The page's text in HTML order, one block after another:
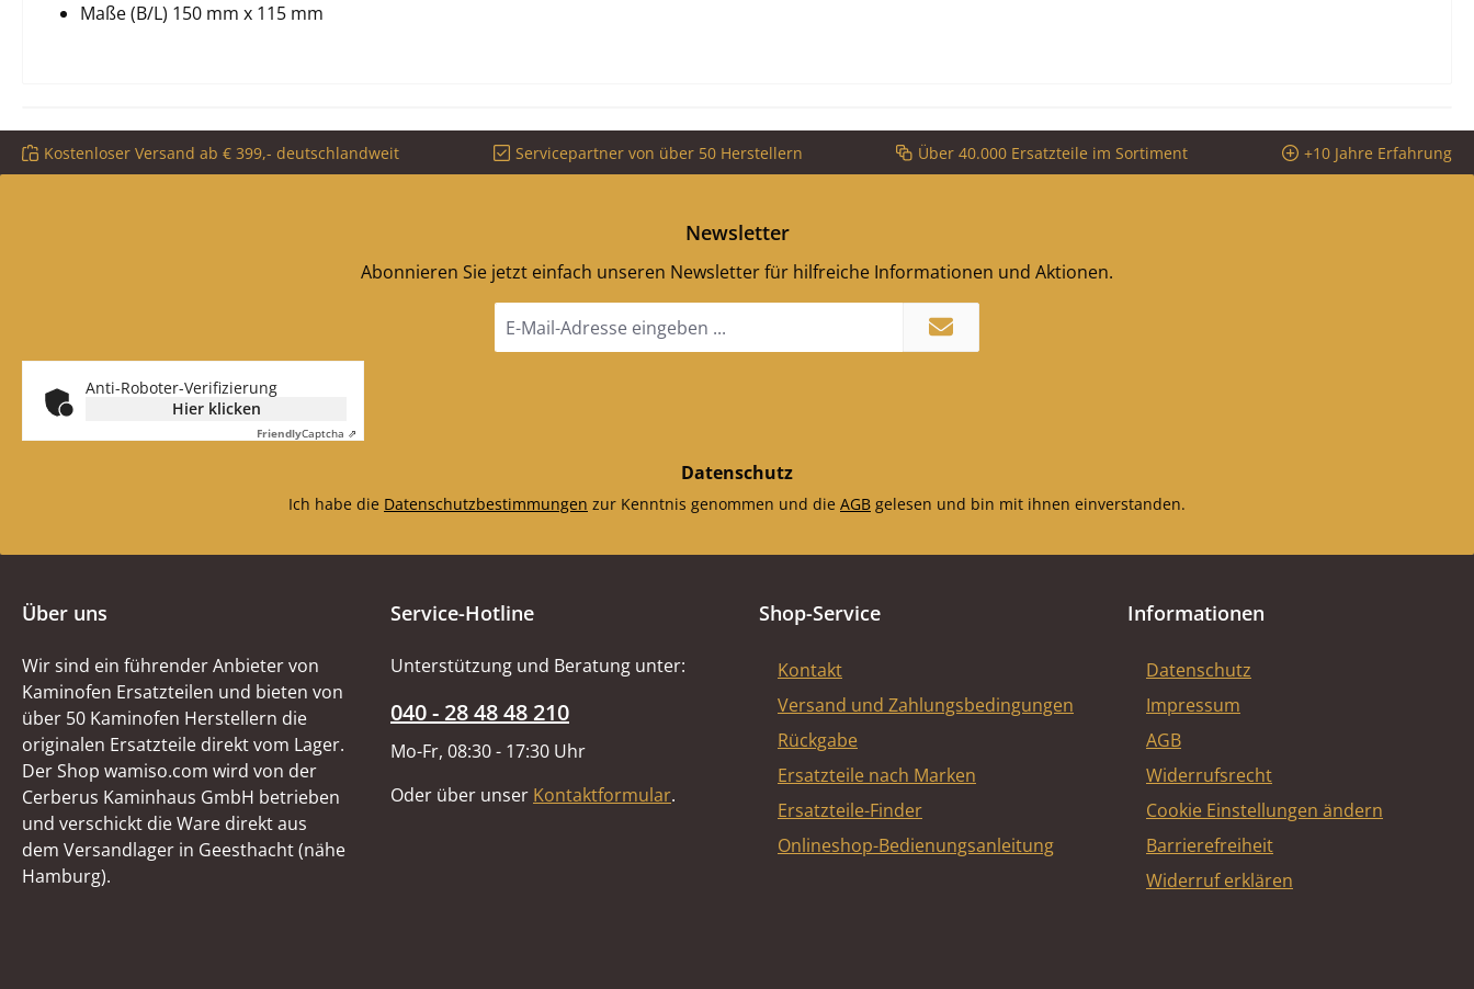
Maße (B/L) 150 mm x 115 mm
Kostenloser Versand ab € 399,- deutschlandweit Servicepartner von über 50 Herstellern Über 40.000 Ersatzteile im Sortiment +10 Jahre Erfahrung
Newsletter
Abonnieren Sie jetzt einfach unseren Newsletter für hilfreiche Informationen und Aktionen.
Mail-
Anti-Roboter-Verifizierung
Hier klicken
FriendlyCaptcha ⇗
Datenschutz
Ich habe die Datenschutzbestimmungen zur Kenntnis genommen und die AGB gelesen und bin mit ihnen einverstanden.
Über uns
Wir sind ein führender Anbieter von
Kaminofen Ersatzteilen und bieten von
über 50 Kaminofen Herstellern die
originalen Ersatzteile direkt vom Lager.
Der Shop wamiso.com wird von der
Cerberus Kaminhaus GmbH betrieben
und verschickt die Ware direkt aus
dem Versandlager in Geesthacht (nähe
Hamburg).
Service-Hotline
Unterstützung und Beratung unter:
040 - 28 48 48 210
Mo-Fr, 08:30 - 17:30 Uhr
Oder über unser Kontaktformular.
Shop-Service
Kontakt
Versand und Zahlungsbedingungen
Rückgabe
Ersatzteile nach Marken
Ersatzteile-Finder
Onlineshop-Bedienungsanleitung
Informationen
Datenschutz
Impressum
AGB
Widerrufsrecht
Cookie Einstellungen ändern
Barrierefreiheit
Widerruf erklären